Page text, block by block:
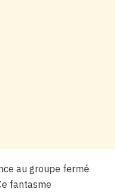
au groupe fermé
fantasme